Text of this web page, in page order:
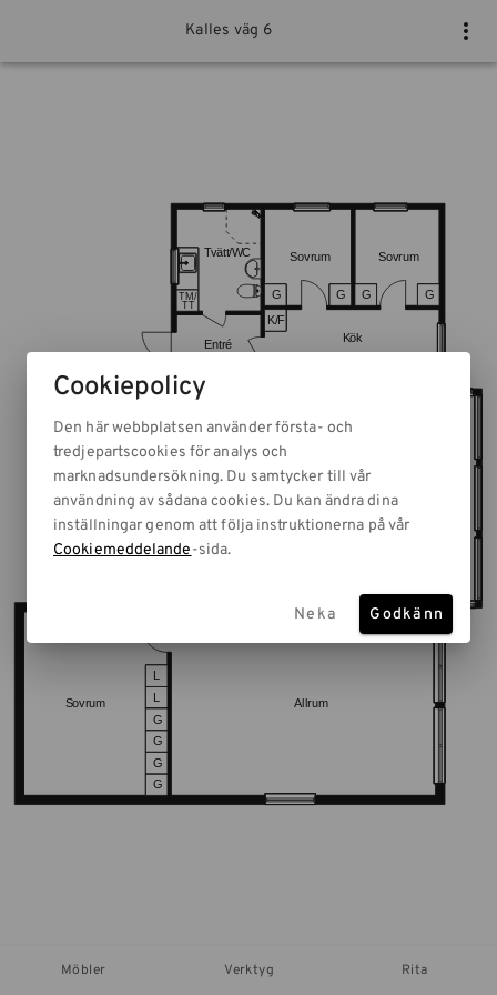
Kalles väg 6
Möbler Verktyg Rita
Cookiepolicy
Den här webbplatsen använder första- och
tredjepartscookies för analys och
marknadsundersökning. Du samtycker till vår
användning av sådana cookies. Du kan ändra dina
inställningar genom att följa instruktionerna på vår
Cookiemeddelande-sida.
Neka Godkänn